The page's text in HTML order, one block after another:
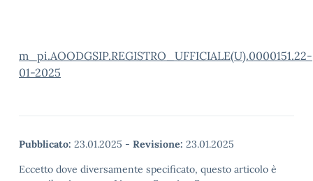
m_pi.AOODGSIP.REGISTRO_UFFICIALE(U).0000151.22-
01-2025
Pubblicato: 23.01.2025 - Revisione: 23.01.2025
Eccetto dove diversamente specificato, questo articolo è